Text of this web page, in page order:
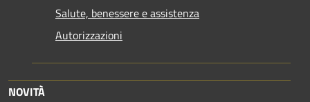
Salute, benessere e assistenza
Autorizzazioni
NOVITÀ